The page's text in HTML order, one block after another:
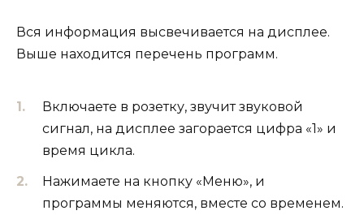
Вся информация высвечивается на дисплее.
Выше находится перечень программ.
Включаете в розетку, звучит звуковой
сигнал, на дисплее загорается цифра «1» и
время цикла.
Нажимаете на кнопку «Меню», и
программы меняются, вместе со временем.